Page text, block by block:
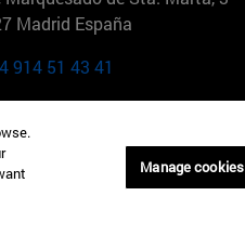
Madrid España
914 51 43 41
Theresia-Straße 15 81675
Alemania
89 24209790
Manage cookies